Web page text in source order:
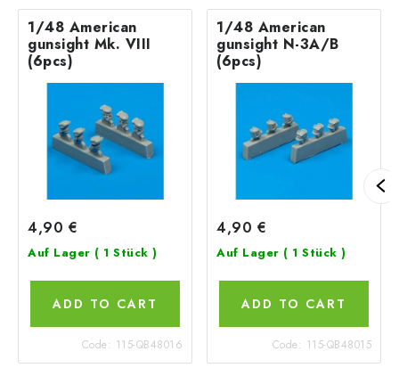
1/48 American
gunsight Mk. VIII
(6pcs)
4,90 €
Auf Lager ( 1 Stück )
ADD TO CART
Code: 115-QB48016
1/48 American
gunsight N-3A/B
(6pcs)
4,90 €
Auf Lager ( 1 Stück )
ADD TO CART
Code: 115-QB48015